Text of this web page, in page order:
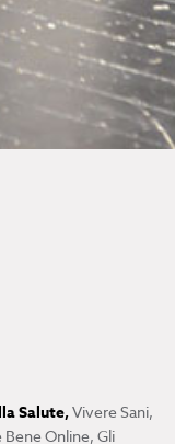
Salute,Vivere Sani,
Bene Online, Gli